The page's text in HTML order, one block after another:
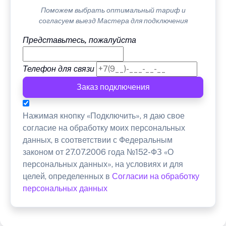
Поможем выбрать оптимальный тариф и
согласуем выезд Мастера для подключения
Представьтесь, пожалуйста
Телефон для связи
Заказ подключения
Нажимая кнопку «Подключить», я даю свое
согласие на обработку моих персональных
данных, в соответствии с Федеральным
законом от 27.07.2006 года №152-ФЗ «О
персональных данных», на условиях и для
целей, определенных в Согласии на обработку
персональных данных